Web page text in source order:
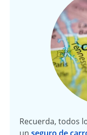
Recuerda, todos